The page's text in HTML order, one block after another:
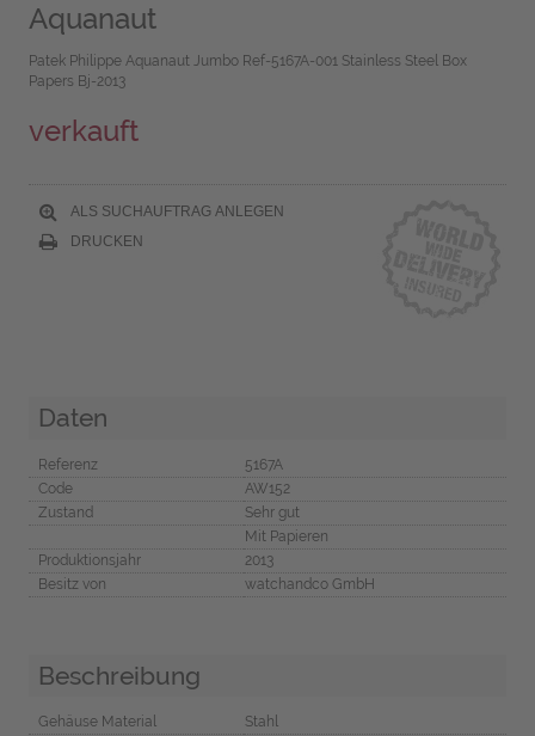
Aquanaut
Patek Philippe Aquanaut Jumbo Ref-5167A-001 Stainless Steel Box
Papers Bj-2013
verkauft
ALS SUCHAUFTRAG ANLEGEN
DRUCKEN
Daten
Referenz
5167A
Code
AW152
Zustand
Sehr gut
Mit Papieren
Produktionsjahr
2013
Besitz von
watchandco GmbH
Beschreibung
Gehäuse Material
Stahl